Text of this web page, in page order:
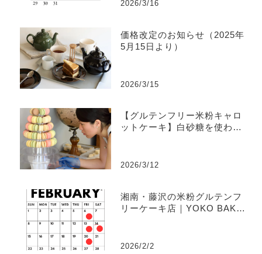
2026/3/16
価格改定のお知らせ（2025年
5月15日より）
2026/3/15
【グルテンフリー米粉キャロ
ットケーキ】白砂糖を使わな
2026/3/12
湘南・藤沢の米粉グルテンフ
リーケーキ店｜YOKO BAKE
2026/2/2